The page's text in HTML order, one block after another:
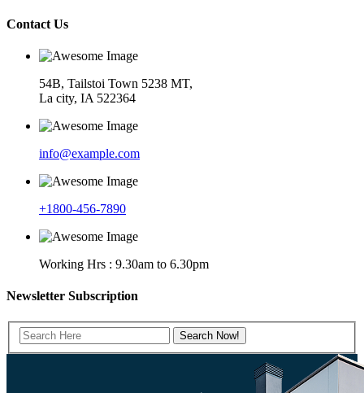
Contact Us
54B, Tailstoi Town 5238 MT,
La city, IA 522364
info@example.com
+1800-456-7890
Working Hrs : 9.30am to 6.30pm
Newsletter Subscription